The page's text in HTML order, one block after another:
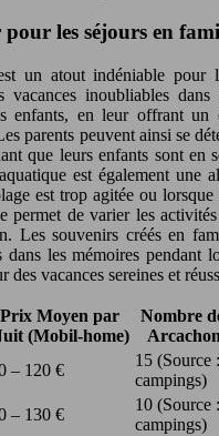
les séjours en
un atout indéniable pour
vacances inoubliables
enfants, en leur offrant un
parents peuvent ainsi se
que leurs enfants sont en
est également une
est trop agitée ou lorsque
permet de varier les activités
Les souvenirs créés en
dans les mémoires pendant
des vacances sereines et
Prix Moyen par
(Mobil-home)
Nombre
– 120 €
15 (Source
campings)
– 130 €
10 (Source
campings)